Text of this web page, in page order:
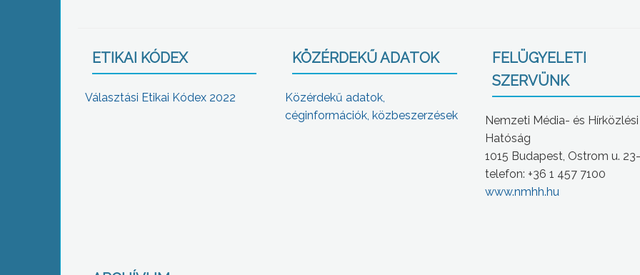
ETIKAI KÓDEX
Választási Etikai Kódex 2022
KÖZÉRDEKŰ ADATOK
Közérdekű adatok,
céginformációk, közbeszerzések
FELÜGYELETI
SZERVÜNK
Nemzeti Média- és Hírközlési
Hatóság
1015 Budapest, Ostrom u.
telefon: +36 1 457 7100
www.nmhh.hu